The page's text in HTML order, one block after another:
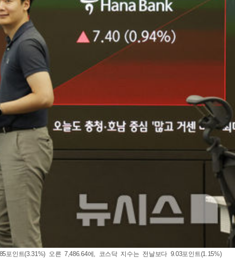
인트(3.31%) 오른 7,486.64에, 코스닥 지수는 전날보다 9.03포인트(1.15%)